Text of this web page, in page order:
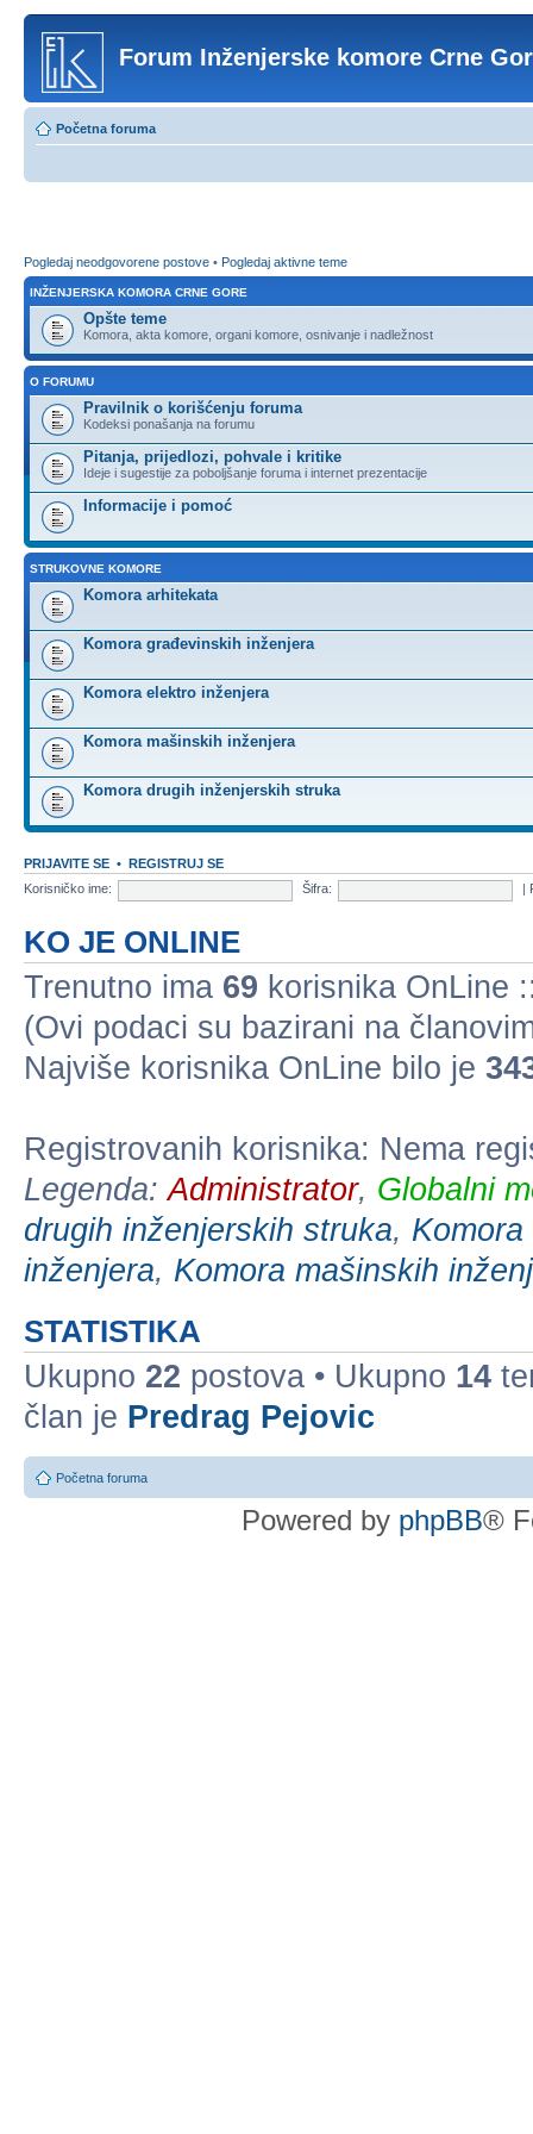
Forum Inženjerske komore Crne
Početna foruma
Pogledaj neodgovorene postove • Pogledaj aktivne teme
INŽENJERSKA KOMORA CRNE GORE
Opšte teme
Komora, akta komore, organi komore, osnivanje i nadležnost
O FORUMU
Pravilnik o korišćenju foruma
Kodeksi ponašanja na forumu
Pitanja, prijedlozi, pohvale i kritike
Ideje i sugestije za poboljšanje foruma i internet prezentacije
Informacije i pomoć
STRUKOVNE KOMORE
Komora arhitekata
Komora građevinskih inženjera
Komora elektro inženjera
Komora mašinskih inženjera
Komora drugih inženjerskih struka
PRIJAVITE SE • REGISTRUJ SE
Korisničko ime:
Šifra:
KO JE ONLINE
Trenutno ima 69 korisnika OnLine
(Ovi podaci su bazirani na
Najviše korisnika OnLine bilo je
Registrovanih korisnika: Nema
Legenda:Administrator, Globalni
drugih inženjerskih struka,
inženjera, Komora mašinskih
STATISTIKA
Ukupno 22 postova • Ukupno 14
član je Predrag Pejovic
Početna foruma
Powered by phpBB®